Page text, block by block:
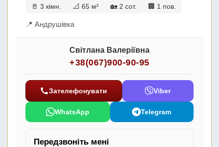
🚪 3 кімн. 📐 65 м² 🏡 2 сот. 🏢 1 пов.
📍 Андрушівка
Світлана Валеріївна
+38(067)900-90-95
Зателефонувати Viber
WhatsApp Telegram
Передзвоніть мені